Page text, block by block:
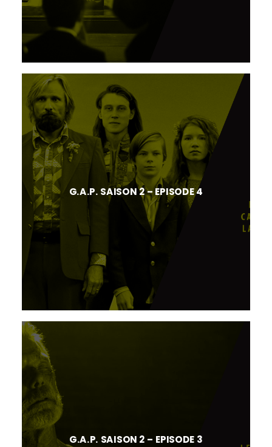
G.A.P. SAISON 2 – EPISODE 4
G.A.P. SAISON 2 – EPISODE 3